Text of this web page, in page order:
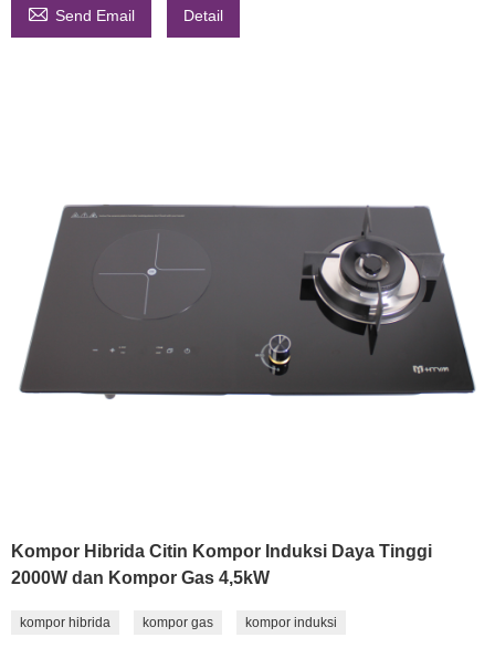
 Send Email Detail
Kompor Hibrida Citin Kompor Induksi Daya Tinggi
2000W dan Kompor Gas 4,5kW
kompor hibrida kompor gas kompor induksi